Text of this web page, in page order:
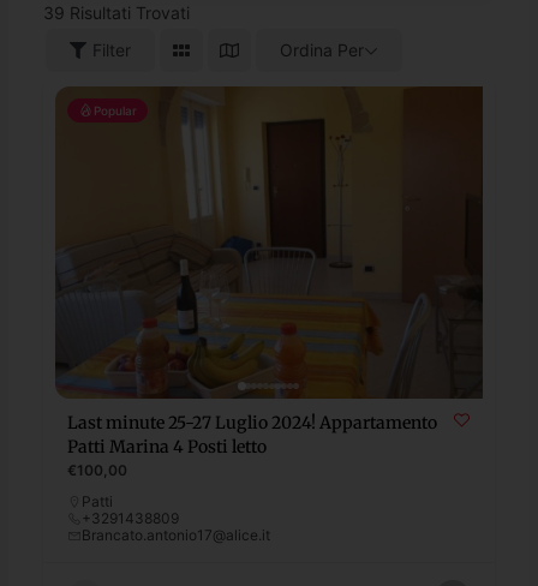
39 Risultati Trovati
Filter
Ordina Per
Popular
Last minute 25-27 Luglio 2024! Appartamento
Patti Marina 4 Posti letto
€100,00
Patti
+3291438809
Brancato.antonio17@alice.it